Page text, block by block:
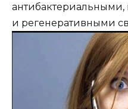
и регенеративными